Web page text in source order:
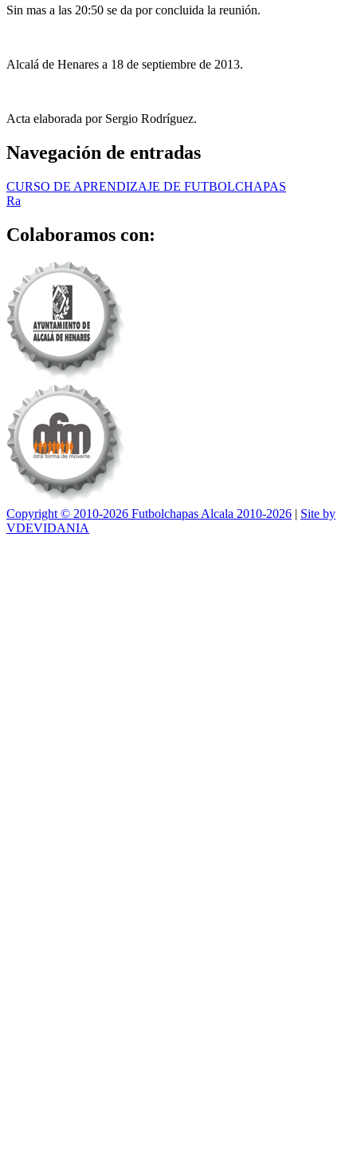
Sin mas a las 20:50 se da por concluida la reunión.
Alcalá de Henares a 18 de septiembre de 2013.
Acta elaborada por Sergio Rodríguez.
Navegación de entradas
CURSO DE APRENDIZAJE DE FUTBOLCHAPAS
Ra
Colaboramos con:
Copyright © 2010-2026 Futbolchapas Alcala 2010-2026 | Site by
VDEVIDANIA